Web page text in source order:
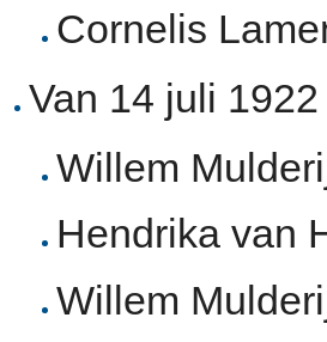
Cornelis
Van 14 juli
Willem
Hendrika van
Willem